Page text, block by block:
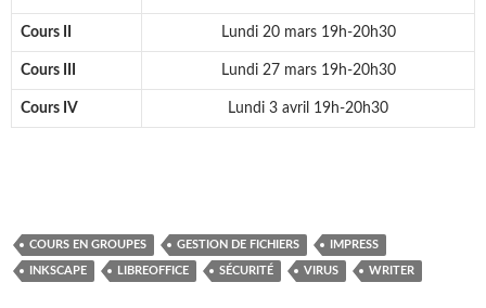
Cours II Lundi 20 mars 19h-20h30
Cours III Lundi 27 mars 19h-20h30
Cours IV Lundi 3 avril 19h-20h30
COURS EN GROUPES GESTION DE FICHIERS IMPRESS
INKSCAPE LIBREOFFICE SÉCURITÉ VIRUS WRITER